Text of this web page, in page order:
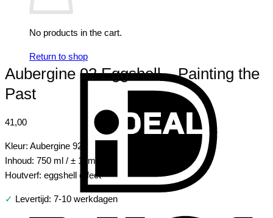
No products in the cart.
Return to shop
Aubergine 92 Eggshell – Painting the
Past
41,00
Kleur: Aubergine 92
Inhoud: 750 ml / ± 10m2
Houtverf: eggshell effect
✓ Levertijd: 7-10 werkdagen